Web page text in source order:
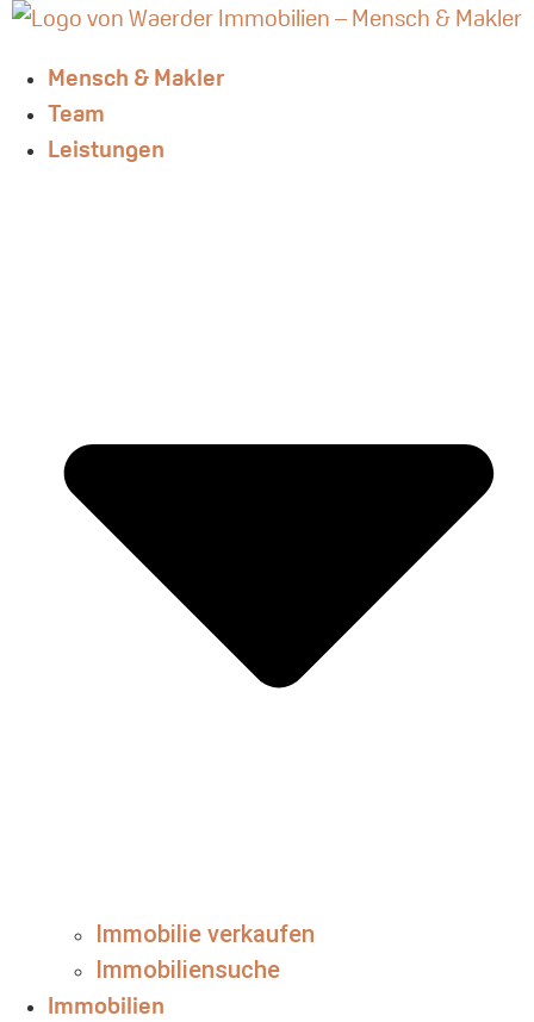
Zum
springen
Mensch & Makler
Team
Leistungen
Immobilie verkaufen
Immobiliensuche
Immobilien